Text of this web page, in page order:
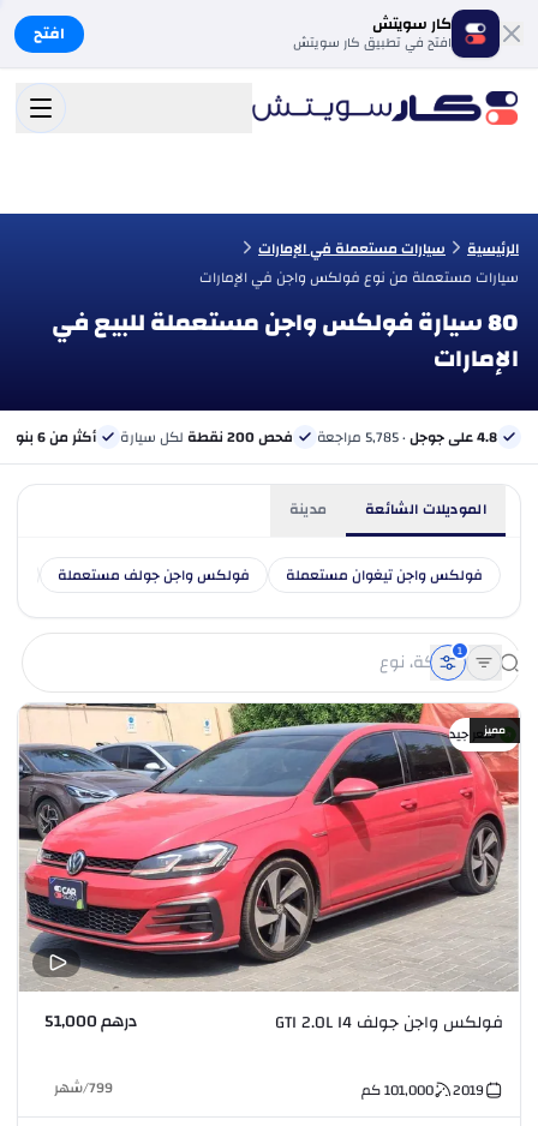
كار سويتش
افتح في تطبيق كار سويتش افتح
الرئيسية
سيارات مستعملة في الإمارات
سيارات مستعملة من نوع فولكس واجن في الإمارات
80 سيارة فولكس واجن مستعملة للبيع في
الإمارات
4.8 على جوجل · 5,785 مراجعة فحص 200 نقطة لكل سيارة أكثر من 6 بنوك
الموديلات الشائعة مدينة
فولكس واجن تيغوان مستعملة فولكس واجن جولف مستعملة
1
سعر جيدمميز
فولكس واجن جولف GTI 2.0L I4 درهم 51,000
2019
101,000كم 799
/شهر